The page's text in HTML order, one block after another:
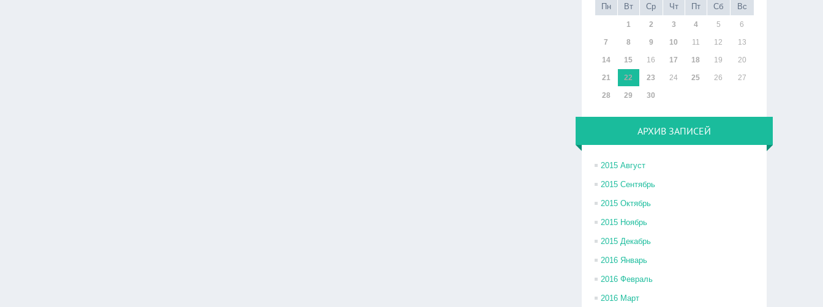
Пн
Вт Ср Чт Пт Сб Вс
1 2 3 4 5 6
7 8 9 10 11 12 13
14 15 16 17 18 19 20
21 22 23 24 25 26 27
28 29 30
АРХИВ ЗАПИСЕЙ
2015 Август
2015 Сентябрь
2015 Октябрь
2015 Ноябрь
2015 Декабрь
2016 Январь
2016 Февраль
2016 Март